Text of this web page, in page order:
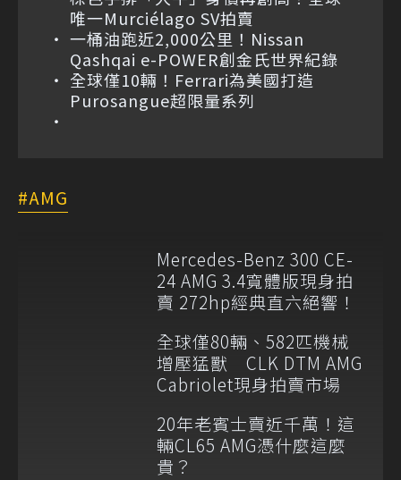
唯一Murciélago SV拍賣
一桶油跑近2,000公里！Nissan
Qashqai e-POWER創金氏世界紀錄
全球僅10輛！Ferrari為美國打造
Purosangue超限量系列
AMG
Mercedes-Benz 300 CE-
24 AMG 3.4寬體版現身拍
賣 272hp經典直六絕響！
全球僅80輛、582匹機械
增壓猛獸 CLK DTM AMG
Cabriolet現身拍賣市場
20年老賓士賣近千萬！這
輛CL65 AMG憑什麼這麼
貴？